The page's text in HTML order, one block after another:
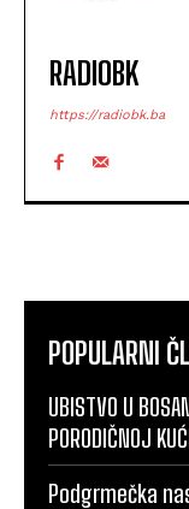
RADIOBK
https://radiobk.ba
POPULARNI
UBISTVO U
PORODIČNOJ
Podgrmečka